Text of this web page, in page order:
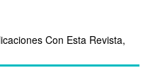
Con Esta Revista,